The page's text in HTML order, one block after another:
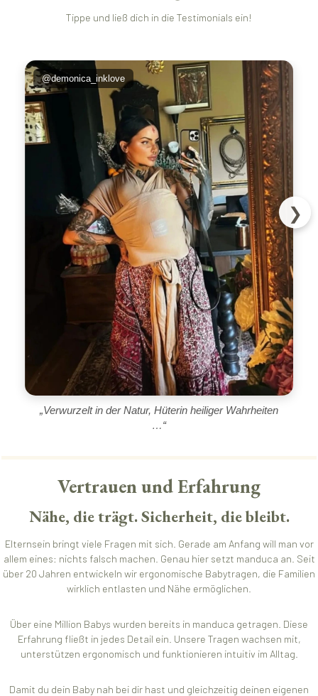
Tippe und ließ dich in die Testimonials ein!
❯
@demonica_inklove
„Verwurzelt in der Natur, Hüterin heiliger Wahrheiten
…“
Vertrauen und Erfahrung
Nähe, die trägt. Sicherheit, die bleibt.
Elternsein bringt viele Fragen mit sich. Gerade am Anfang will man vor
allem eines: nichts falsch machen. Genau hier setzt manduca an. Seit
über 20 Jahren entwickeln wir ergonomische Babytragen, die Familien
wirklich entlasten und Nähe ermöglichen.
Über eine Million Babys wurden bereits in manduca getragen. Diese
Erfahrung fließt in jedes Detail ein. Unsere Tragen wachsen mit,
unterstützen ergonomisch und funktionieren intuitiv im Alltag.
Damit du dein Baby nah bei dir hast und gleichzeitig deinen eigenen